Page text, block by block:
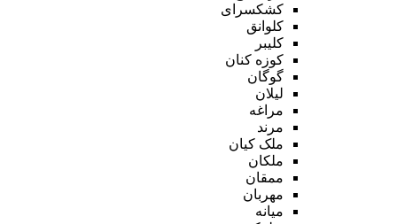
کشکسرای
کلوانق
کلیبر
کوزه کنان
گوگان
لیلان
مراغه
مرند
ملک کیان
ملکان
ممقان
مهربان
میانه